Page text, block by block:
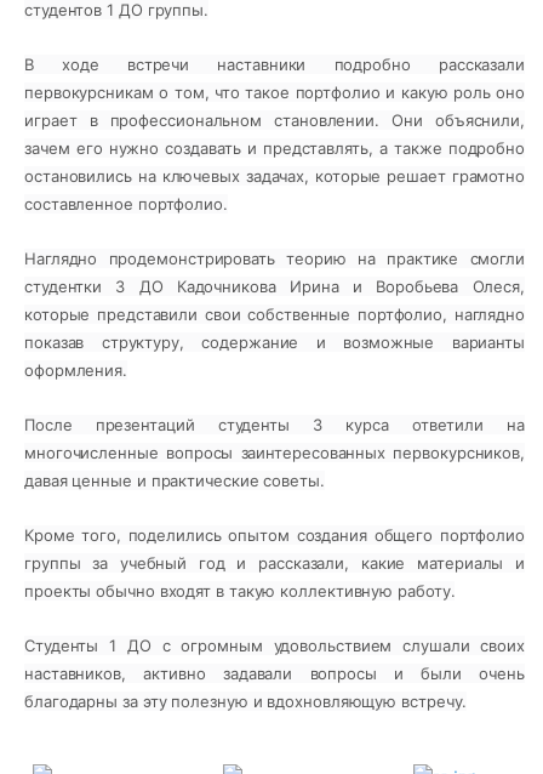
студентов 1 ДО группы.
В ходе встречи наставники подробно рассказали
первокурсникам о том, что такое портфолио и какую роль оно
играет в профессиональном становлении. Они объяснили,
зачем его нужно создавать и представлять, а также подробно
остановились на ключевых задачах, которые решает грамотно
составленное портфолио.
Наглядно продемонстрировать теорию на практике смогли
студентки 3 ДО Кадочникова Ирина и Воробьева Олеся,
которые представили свои собственные портфолио, наглядно
показав структуру, содержание и возможные варианты
оформления.
После презентаций студенты 3 курса ответили на
многочисленные вопросы заинтересованных первокурсников,
давая ценные и практические советы.
Кроме того, поделились опытом создания общего портфолио
группы за учебный год и рассказали, какие материалы и
проекты обычно входят в такую коллективную работу.
Студенты 1 ДО с огромным удовольствием слушали своих
наставников, активно задавали вопросы и были очень
благодарны за эту полезную и вдохновляющую встречу.